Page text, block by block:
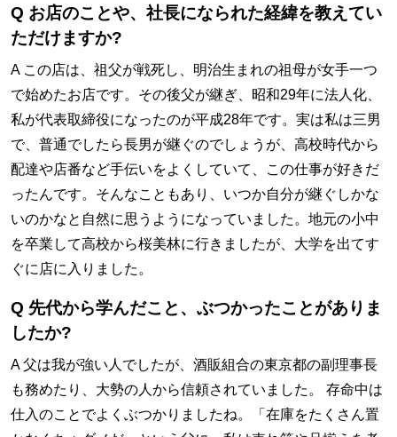
Q お店のことや、社長になられた経緯を教えてい
ただけますか?
A この店は、祖父が戦死し、明治生まれの祖母が女手一つ
で始めたお店です。その後父が継ぎ、昭和29年に法人化、
私が代表取締役になったのが平成28年です。実は私は三男
で、普通でしたら長男が継ぐのでしょうが、高校時代から
配達や店番など手伝いをよくしていて、この仕事が好きだ
ったんです。そんなこともあり、いつか自分が継ぐしかな
いのかなと自然に思うようになっていました。地元の小中
を卒業して高校から桜美林に行きましたが、大学を出てす
ぐに店に入りました。
Q 先代から学んだこと、ぶつかったことがありま
したか?
A 父は我が強い人でしたが、酒販組合の東京都の副理事長
も務めたり、大勢の人から信頼されていました。 存命中は
仕入のことでよくぶつかりましたね。「在庫をたくさん置